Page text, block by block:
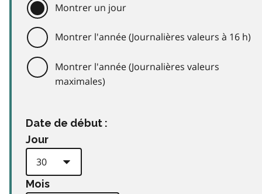
Montrer un jour
Montrer l'année (Journalières valeurs à 16 h)
Montrer l'année (Journalières valeurs
maximales)
Date de début :
Jour
Mois